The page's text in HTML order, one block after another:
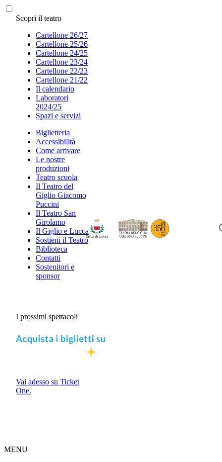
Scopri il teatro
Cartellone 26/27
Cartellone 25/26
Cartellone 24/25
Cartellone 23/24
Cartellone 22/23
Cartellone 21/22
Il calendario
Laboratori
2024/25
Spazi e servizi
Biglietteria
Accessibilità
Come arrivare
Le nostre
produzioni
Teatro scuola
Il Teatro del
Giglio Giacomo
Puccini
Il Teatro San
Girolamo
Il Giglio e Lucca
Sostieni il Teatro
Biblioteca
Contatti
Sostenitori e
sponsor
I prossimi spettacoli
Vai adesso su Ticket
One.
MENU